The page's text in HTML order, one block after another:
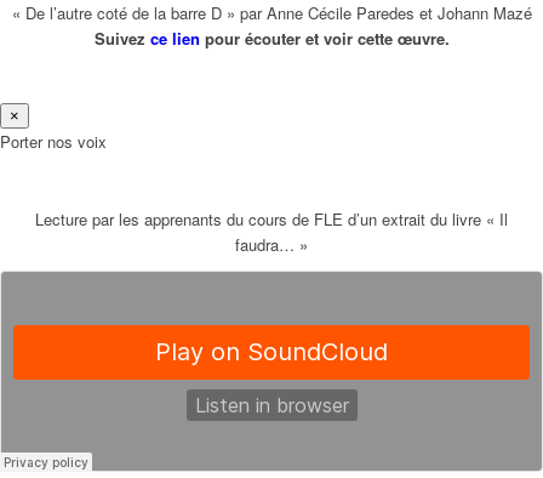
« De l’autre coté de la barre D » par Anne Cécile Paredes et Johann Mazé
Suivez ce lien pour écouter et voir cette œuvre.
×
Porter nos voix
Lecture par les apprenants du cours de FLE d’un extrait du livre « Il
faudra… »